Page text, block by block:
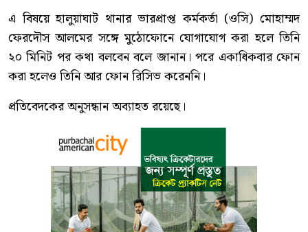
এ বিষয়ে হালুয়াঘাট থানার ভারপ্রাপ্ত কর্মকর্তা (ওসি) মোহাম্মদ
ফেরদৌস আলমের সঙ্গে মুঠোফোনে যোগাযোগ করা হলে তিনি
২০ মিনিট পর কথা বলবেন বলে জানান। পরে একাধিকবার ফোন
করা হলেও তিনি আর ফোন রিসিভ করেননি।
প্রতিবেদকের অনুসন্ধান অব্যাহত রয়েছে।